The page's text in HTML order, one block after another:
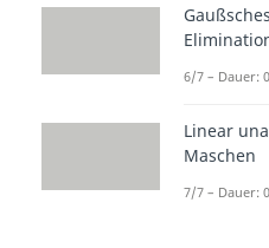
Gaußsches
6/7 – Dauer:
Linear
Maschen
7/7 – Dauer: